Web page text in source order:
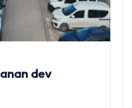
dev